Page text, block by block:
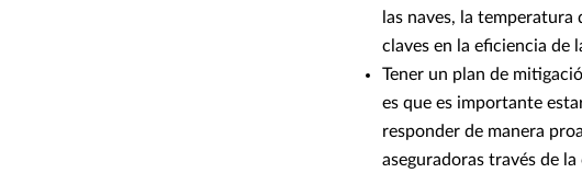
las naves, la
claves en la eficiencia de
Tener un plan de
es que es importante
responder de manera
aseguradoras través de